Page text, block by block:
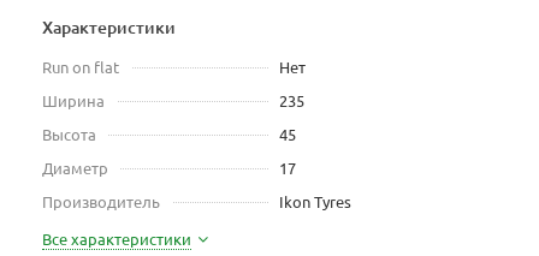
Характеристики
Run on flat
Нет
Ширина
235
Высота
45
Диаметр
17
Производитель
Ikon Tyres
Все характеристики